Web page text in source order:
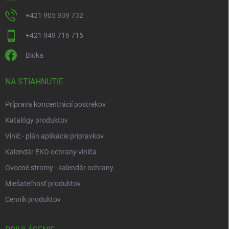
+421 905 939 732
+421 949 716 715
Bioka
NA STIAHNUTIE
Príprava koncentrácií postrekov
Katalógy produktov
Vinič - plán aplikácie prípravkov
Kalendár EKO ochrany viniča
Ovocné stromy - kalendár ochrany
Miešateľnosť produktov
Cenník produktov